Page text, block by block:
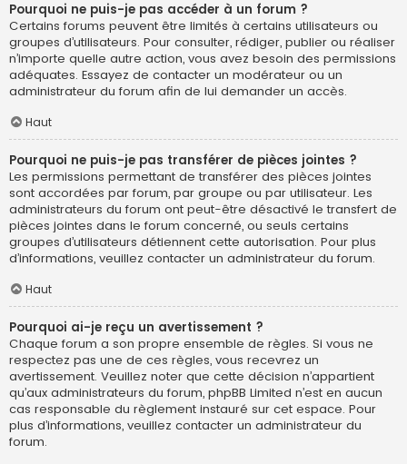
Pourquoi ne puis-je pas accéder à un forum ?
Certains forums peuvent être limités à certains utilisateurs ou
groupes d’utilisateurs. Pour consulter, rédiger, publier ou réaliser
n’importe quelle autre action, vous avez besoin des permissions
adéquates. Essayez de contacter un modérateur ou un
administrateur du forum afin de lui demander un accès.
Haut
Pourquoi ne puis-je pas transférer de pièces jointes ?
Les permissions permettant de transférer des pièces jointes
sont accordées par forum, par groupe ou par utilisateur. Les
administrateurs du forum ont peut-être désactivé le transfert de
pièces jointes dans le forum concerné, ou seuls certains
groupes d’utilisateurs détiennent cette autorisation. Pour plus
d’informations, veuillez contacter un administrateur du forum.
Haut
Pourquoi ai-je reçu un avertissement ?
Chaque forum a son propre ensemble de règles. Si vous ne
respectez pas une de ces règles, vous recevrez un
avertissement. Veuillez noter que cette décision n’appartient
qu’aux administrateurs du forum, phpBB Limited n’est en aucun
cas responsable du règlement instauré sur cet espace. Pour
plus d’informations, veuillez contacter un administrateur du
forum.